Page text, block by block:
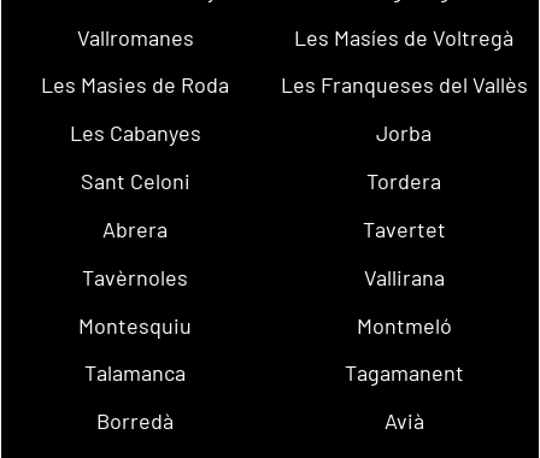
Vallromanes
Les Masíes de Voltregà
Les Masies de Roda
Les Franqueses del Vallès
Les Cabanyes
Jorba
Sant Celoni
Tordera
Abrera
Tavertet
Tavèrnoles
Vallirana
Montesquiu
Montmeló
Talamanca
Tagamanent
Borredà
Avià